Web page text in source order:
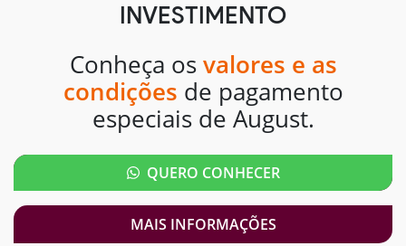
INVESTIMENTO
Conheça os valores e as
condições de pagamento
especiais de August.
QUERO CONHECER
MAIS INFORMAÇÕES